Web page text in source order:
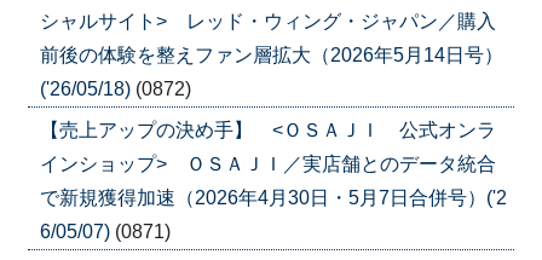
シャルサイト> レッド・ウィング・ジャパン／購入
前後の体験を整えファン層拡大（2026年5月14日号）
('26/05/18) (0872)
【売上アップの決め手】 <ＯＳＡＪＩ 公式オンラ
インショップ> ＯＳＡＪＩ／実店舗とのデータ統合
で新規獲得加速（2026年4月30日・5月7日合併号）('2
6/05/07) (0871)